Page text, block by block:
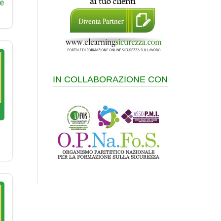
IN COLLABORAZIONE CON